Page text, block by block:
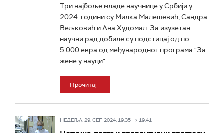
Три најбоље младе научнице у Србији у
2024. години су Милка Малешевић, Сандра
Вељковић и Ана Худомал. За изузетан
научни рад добиле су подстицај од по
5.000 евра од међународног програма "За
жене у науци"...
Прочитај
НЕДЕЉА, 29. СЕП 2024, 19:35 -> 19:41